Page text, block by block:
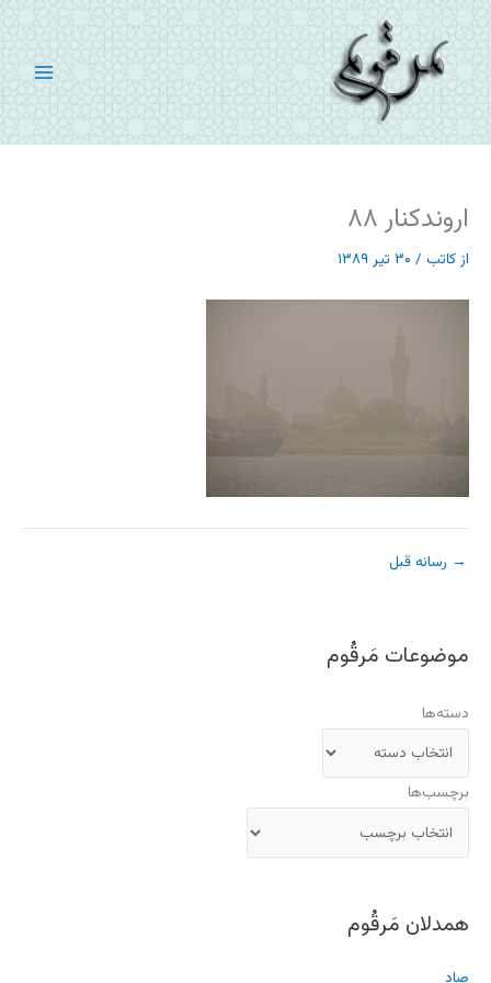
پرش
به
محتوا
اروندکنار ۸۸
از کاتب / ۳۰ تیر ۱۳۸۹
→ رسانه قبل
موضوعات مَرقُوم
دسته‌ها
برچسب‌ها
همدلان مَرقُوم
صاد